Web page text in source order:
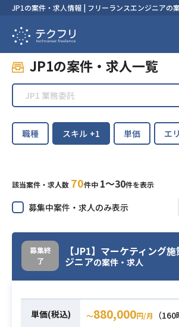
JP1の案件・求人情報 | フリーランスエンジニアの
JP1の案件・求人一覧
職種 スキル +1 単価 エ
該当案件・求人数 70件中 1〜30件を表示
募集中案件・求人のみ表示
募集終
了
【JP1】マーケティング
ジニアの案件・求人
単価(税込) 〜880,000円/月
（